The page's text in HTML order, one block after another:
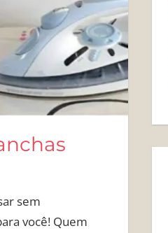
sem
você! Quem